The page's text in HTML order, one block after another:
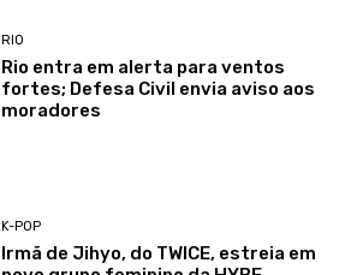
RIO
Rio entra em alerta para ventos
fortes; Defesa Civil envia aviso aos
moradores
K-POP
Irmã de Jihyo, do TWICE, estreia em